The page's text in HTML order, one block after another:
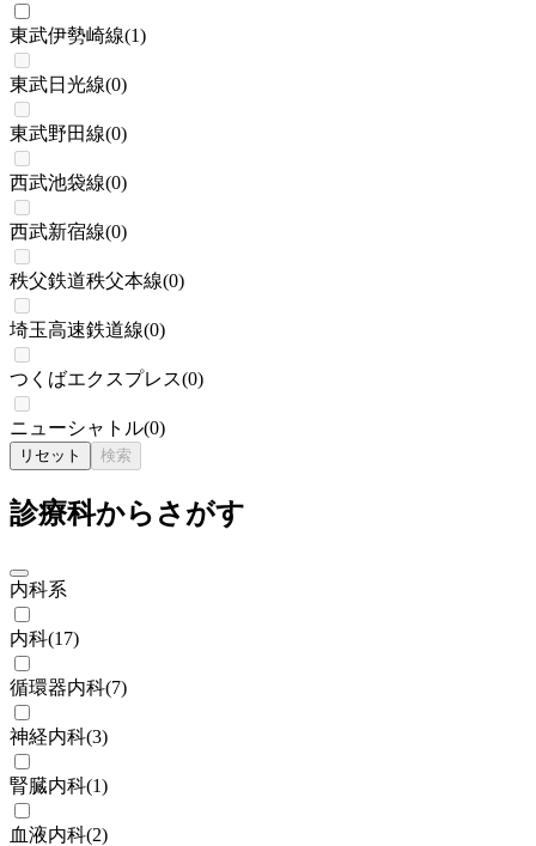
東武伊勢崎線(1)
東武日光線(0)
東武野田線(0)
西武池袋線(0)
西武新宿線(0)
秩父鉄道秩父本線(0)
埼玉高速鉄道線(0)
つくばエクスプレス(0)
ニューシャトル(0)
リセット 検索
診療科からさがす
内科系
内科(17)
循環器内科(7)
神経内科(3)
腎臓内科(1)
血液内科(2)